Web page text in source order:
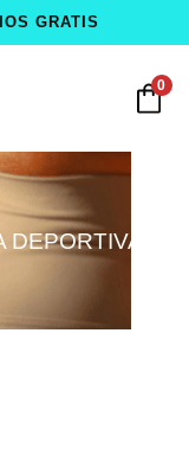
GRATIS
0
DEPORTIVA